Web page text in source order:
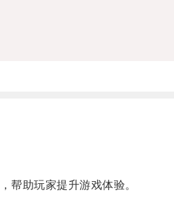
助玩家提升游戏体验。